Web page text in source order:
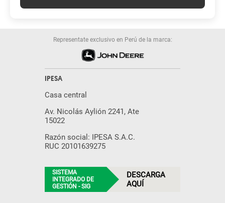
Representate exclusivo en Perú de la marca:
IPESA
Casa central
Av. Nicolás Aylión 2241, Ate
15022
Razón social: IPESA S.A.C.
RUC 20101639275
SISTEMA
INTEGRADO DE
GESTIÓN - SIG
DESCARGA
AQUÍ